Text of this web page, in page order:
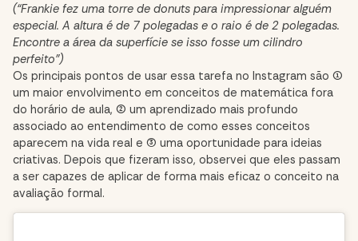
(“Frankie fez uma torre de donuts para impressionar alguém
especial. A altura é de 7 polegadas e o raio é de 2 polegadas.
Encontre a área da superfície se isso fosse um cilindro
perfeito”)
Os principais pontos de usar essa tarefa no Instagram são (1)
um maior envolvimento em conceitos de matemática fora
do horário de aula, (2) um aprendizado mais profundo
associado ao entendimento de como esses conceitos
aparecem na vida real e (3) uma oportunidade para ideias
criativas. Depois que fizeram isso, observei que eles passam
a ser capazes de aplicar de forma mais eficaz o conceito na
avaliação formal.